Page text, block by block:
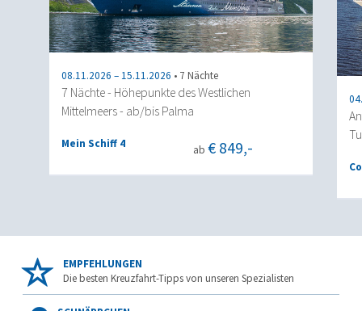
08.11.2026 – 15.11.2026 • 7 Nächte
7 Nächte - Höhepunkte des Westlichen
Mittelmeers - ab/bis Palma
Mein Schiff 4 ab€ 849,-
EMPFEHLUNGEN
Die besten Kreuzfahrt-Tipps von unseren Spezialisten